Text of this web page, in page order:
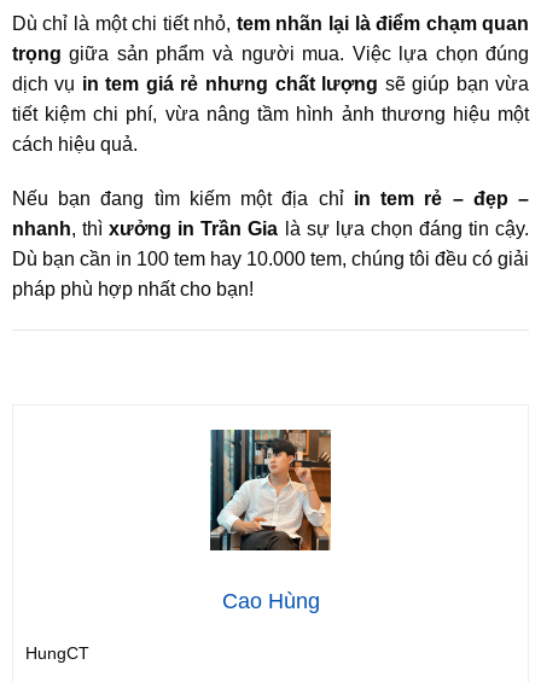
Dù chỉ là một chi tiết nhỏ, tem nhãn lại là điểm chạm quan
trọng giữa sản phẩm và người mua. Việc lựa chọn đúng
dịch vụ in tem giá rẻ nhưng chất lượng sẽ giúp bạn vừa
tiết kiệm chi phí, vừa nâng tầm hình ảnh thương hiệu một
cách hiệu quả.
Nếu bạn đang tìm kiếm một địa chỉ in tem rẻ – đẹp –
nhanh, thìxưởng in Trần Gia là sự lựa chọn đáng tin cậy.
Dù bạn cần in 100 tem hay 10.000 tem, chúng tôi đều có giải
pháp phù hợp nhất cho bạn!
Cao Hùng
HungCT